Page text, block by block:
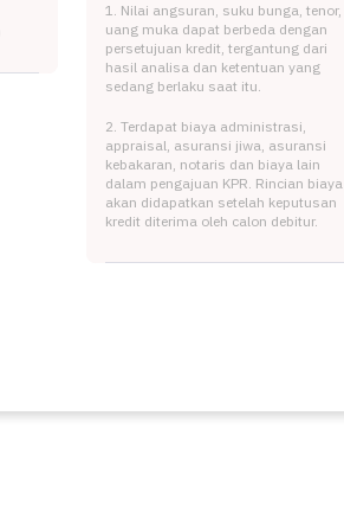
1. Nilai angsuran, suku bunga, tenor,
uang muka dapat berbeda dengan
persetujuan kredit, tergantung dari
hasil analisa dan ketentuan yang
sedang berlaku saat itu.
2. Terdapat biaya administrasi,
appraisal, asuransi jiwa, asuransi
kebakaran, notaris dan biaya lain
dalam pengajuan KPR. Rincian biaya
akan didapatkan setelah keputusan
kredit diterima oleh calon debitur.